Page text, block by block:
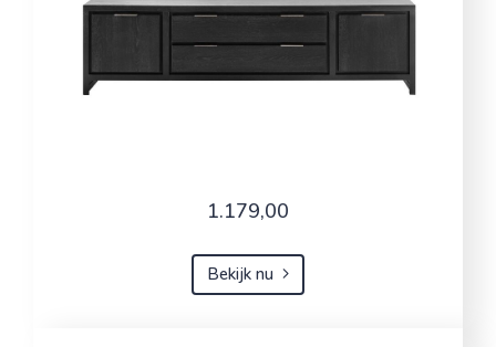
1.179,00
Bekijk nu